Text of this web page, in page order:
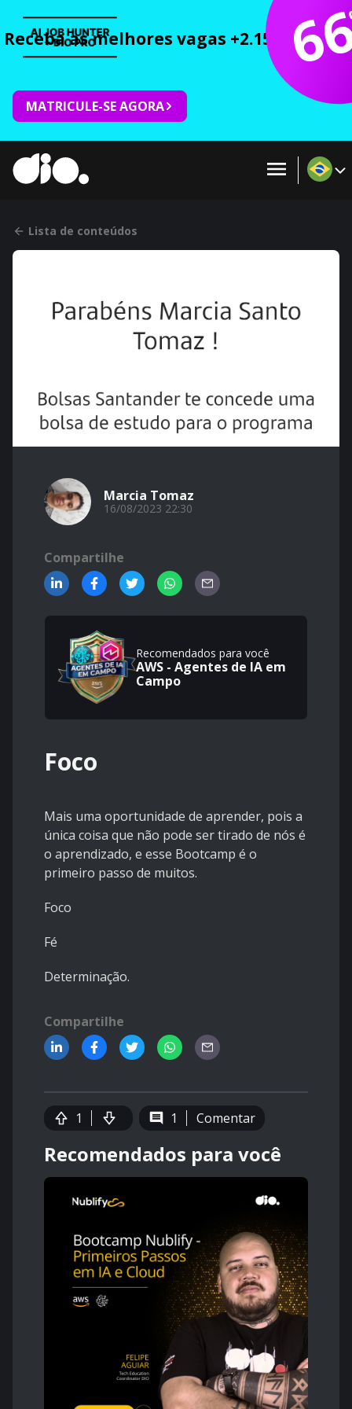
Receba as melhores vagas +2.150 cursos
MATRICULE-SE AGORA
Lista de conteúdos
Marcia Tomaz
16/08/2023 22:30
Compartilhe
Recomendados para você
AWS - Agentes de IA em
Campo
Foco
Mais uma oportunidade de aprender, pois a
única coisa que não pode ser tirado de nós é
o aprendizado, e esse Bootcamp é o
primeiro passo de muitos.
Foco
Fé
Determinação.
Compartilhe
1 1 Comentar
Recomendados para você